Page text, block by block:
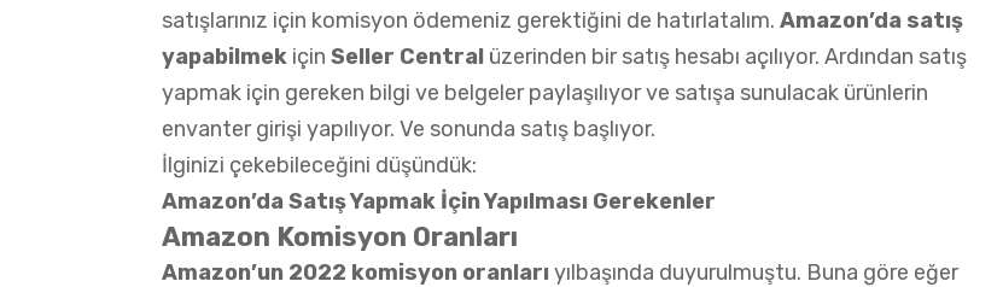
satışlarınız için komisyon ödemeniz gerektiğini de hatırlatalım.Amazon’da satış
yapabilmek içinSeller Central üzerinden bir satış hesabı açılıyor. Ardından satış
yapmak için gereken bilgi ve belgeler paylaşılıyor ve satışa sunulacak ürünlerin
envanter girişi yapılıyor. Ve sonunda satış başlıyor.
İlginizi çekebileceğini düşündük:
Amazon’da Satış Yapmak İçin Yapılması Gerekenler
Amazon Komisyon Oranları
Amazon’un 2022 komisyon oranlarıyılbaşında duyurulmuştu. Buna göre eğer